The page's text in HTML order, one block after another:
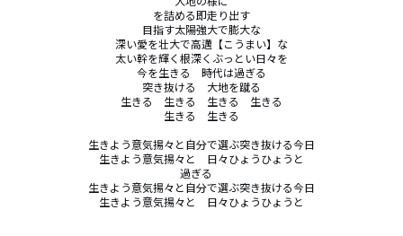
を詰める即走り出す
目指す太陽強大で膨大な
深い愛を壮大で高邁【こうまい】な
太い幹を輝く根深くぶっとい日々を
今を生きる　時代は過ぎる
突き抜ける　大地を蹴る
生きる　生きる　生きる　生きる
生きる　生きる
生きよう意気揚々と自分で選ぶ突き抜ける今日
生きよう意気揚々と　日々ひょうひょうと
過ぎる
生きよう意気揚々と自分で選ぶ突き抜ける今日
生きよう意気揚々と　日々ひょうひょうと